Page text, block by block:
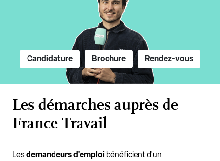
Candidature Brochure Rendez-vous
Les démarches auprès de
France Travail
Lesdemandeurs d'emploi bénéficient d'un